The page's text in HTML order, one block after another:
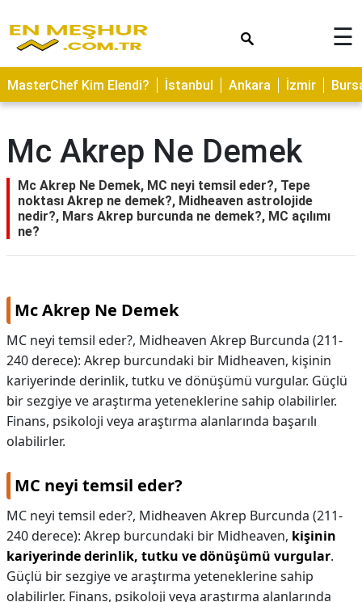
ASTROLOJİ
SAĞLIK
TARİFLERİ
GEZİLECEK
YERLER
CİLT
KAMP
HAMİLELİK
KAPLICALAR
İLETİŞİM
☰
MasterChef Kim Elendi? İstanbul Ankara İzmir
Mc Akrep Ne Demek
Mc Akrep Ne Demek, MC neyi temsil eder?, Tepe
noktası Akrep ne demek?, Midheaven astrolojide
nedir?, Mars Akrep burcunda ne demek?, MC açılımı
ne?
Mc Akrep Ne Demek
MC neyi temsil eder?, Midheaven Akrep Burcunda (211-
240 derece): Akrep burcundaki bir Midheaven, kişinin
kariyerinde derinlik, tutku ve dönüşümü vurgular. Güçlü
bir sezgiye ve araştırma yeteneklerine sahip olabilirler.
Finans, psikoloji veya araştırma alanlarında başarılı
olabilirler.
MC neyi temsil eder?
MC neyi temsil eder?, Midheaven Akrep Burcunda (211-
240 derece): Akrep burcundaki bir Midheaven, kişinin
kariyerinde derinlik, tutku ve dönüşümü vurgular.
Güçlü bir sezgiye ve araştırma yeteneklerine sahip
olabilirler. Finans, psikoloji veya araştırma alanlarında